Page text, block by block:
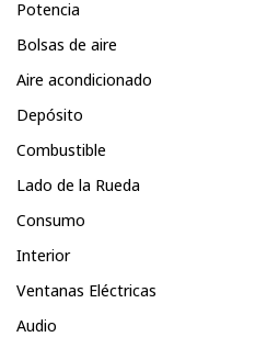
Potencia
Bolsas de aire
Aire acondicionado
Depósito
Combustible
Lado de la Rueda
Consumo
Interior
Ventanas Eléctricas
Audio